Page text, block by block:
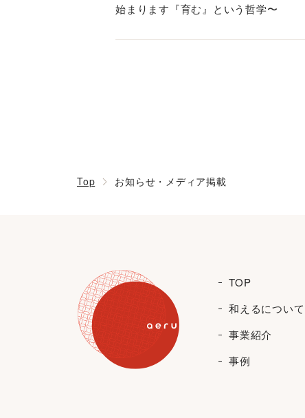
始まります『育む』という哲学〜
Top お知らせ・メディア掲載
TOP
和えるについて
事業紹介
事例